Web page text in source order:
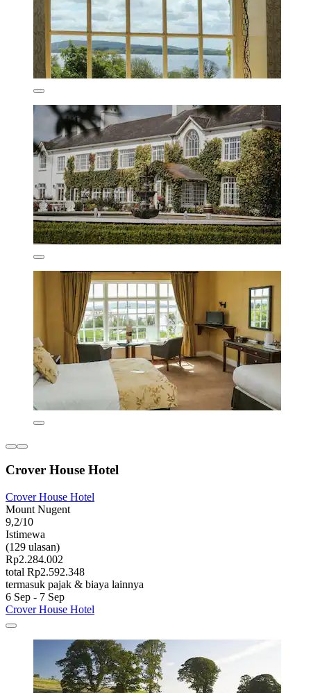
Crover House Hotel
Crover House Hotel
Mount Nugent
9,2/10
Istimewa
(129 ulasan)
Rp2.284.002
total Rp2.592.348
termasuk pajak & biaya lainnya
6 Sep - 7 Sep
Crover House Hotel